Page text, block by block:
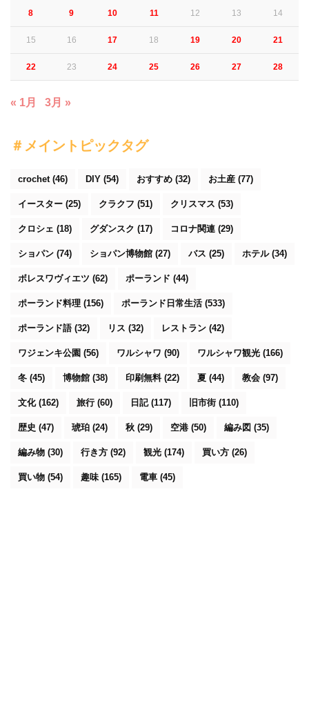
8 9 10 11 12 13 14
15 16 17 18 19 20 21
22 23 24 25 26 27 28
« 1月 3月 »
＃メイントピックタグ
crochet (46) DIY (54) おすすめ (32) お土産 (77)
イースター (25) クラクフ (51) クリスマス (53)
クロシェ (18) グダンスク (17) コロナ関連 (29)
ショパン (74) ショパン博物館 (27) バス (25) ホテル(34)
ボレスワヴィエツ (62) ポーランド (44)
ポーランド料理 (156) ポーランド日常生活(533)
ポーランド語(32) リス (32) レストラン (42)
ワジェンキ公園 (56) ワルシャワ (90) ワルシャワ観光 (166)
冬 (45) 博物館 (38) 印刷無料(22) 夏 (44) 教会 (97)
文化(162) 旅行 (60) 日記(117) 旧市街 (110)
歴史 (47) 琥珀 (24) 秋 (29) 空港 (50) 編み図 (35)
編み物 (30) 行き方 (92) 観光 (174) 買い方 (26)
買い物 (54) 趣味 (165) 電車 (45)